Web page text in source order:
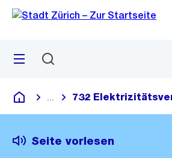
Navigation
Sprunglink
Menü
Deutsch
Blende alle Breadcrumbs ein
732
Seite vorlesen